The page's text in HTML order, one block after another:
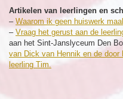
Artikelen van leerlingen en
– Waarom ik geen huiswerk
– Vraag het gerust aan de
aan het Sint-Janslyceum Den
van Dick van Hennik en de door
leerling Tim.